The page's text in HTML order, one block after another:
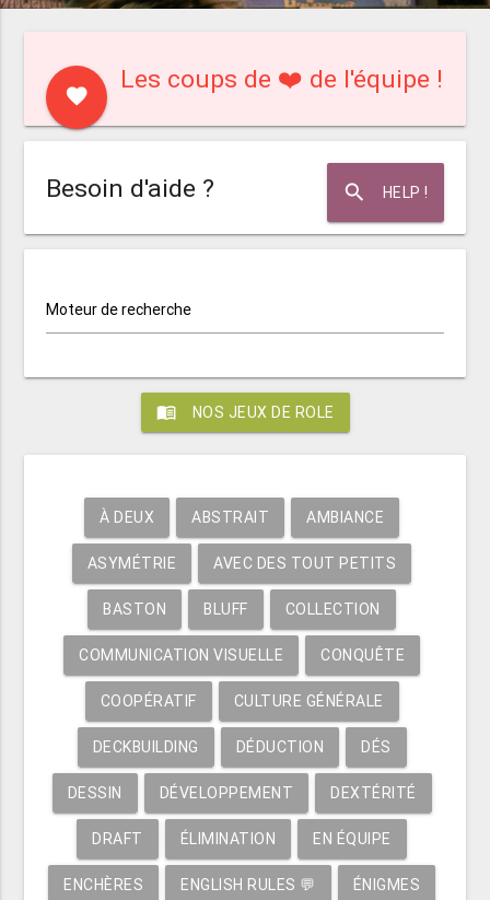
favorite
Les coups de ❤️ de l'équipe !
search HELP !
Besoin d'aide ?
Moteur de recherche
menu_book NOS JEUX DE ROLE
À DEUX ABSTRAIT AMBIANCE
ASYMÉTRIE AVEC DES TOUT PETITS
BASTON BLUFF COLLECTION
COMMUNICATION VISUELLE CONQUÊTE
COOPÉRATIF CULTURE GÉNÉRALE
DECKBUILDING DÉDUCTION DÉS
DESSIN DÉVELOPPEMENT DEXTÉRITÉ
DRAFT ÉLIMINATION EN ÉQUIPE
ENCHÈRES ENGLISH RULES 💬 ÉNIGMES